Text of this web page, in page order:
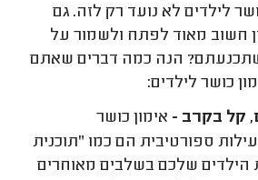
לילדים לא נועד רק לזה. גם
חשוב מאוד לפתח ולשמור על
הנה כמה דברים שאתם
כושר לילדים:
קל בקרב - אימון כושר
ספורטיבית הם כמו "תוכנית
שלכם בשלבים מאוחרים